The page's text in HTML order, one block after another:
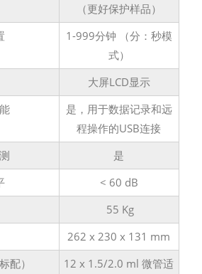
（更好保护样品）
1-999分钟 （分：秒模
式）
大屏LCD显示
是，用于数据记录和远
程操作的USB连接
是
< 60 dB
55 Kg
262 x 230 x 131 mm
配）
12 x 1.5/2.0 ml 微管适